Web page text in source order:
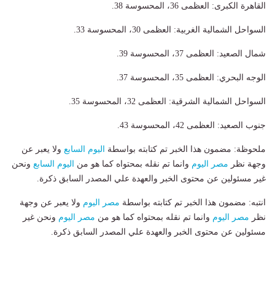
القاهرة الكبرى: العظمى 36، المحسوسة 38.
السواحل الشمالية الغربية: العظمى 30، المحسوسة 33.
شمال الصعيد: العظمى 37، المحسوسة 39.
الوجه البحري: العظمى 35، المحسوسة 37.
السواحل الشمالية الشرقية: العظمى 32، المحسوسة 35.
جنوب الصعيد: العظمى 42، المحسوسة 43.
ملحوظة: مضمون هذا الخبر تم كتابته بواسطة اليوم السابع ولا يعبر عن
وجهة نظر مصر اليوم وانما تم نقله بمحتواه كما هو من اليوم السابع ونحن
غير مسئولين عن محتوى الخبر والعهدة علي المصدر السابق ذكرة.
انتبه: مضمون هذا الخبر تم كتابته بواسطة مصر اليوم ولا يعبر عن وجهة
نظر مصر اليوم وانما تم نقله بمحتواه كما هو من مصر اليوم ونحن غير
مسئولين عن محتوى الخبر والعهدة علي المصدر السابق ذكرة.